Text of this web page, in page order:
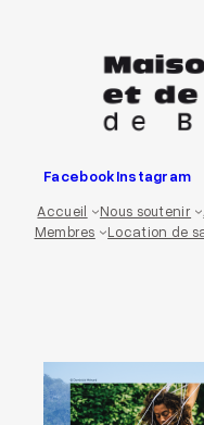
FacebookInstagram
Accueil
Nous soutenir
Membres
Location de